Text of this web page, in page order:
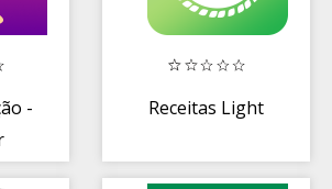
-
Receitas Light